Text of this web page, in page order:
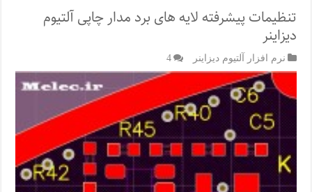
تنظیمات پیشرفته لایه های برد مدار چاپی آلتیوم
دیزاینر
نرم افزار آلتیوم دیزاینر 4